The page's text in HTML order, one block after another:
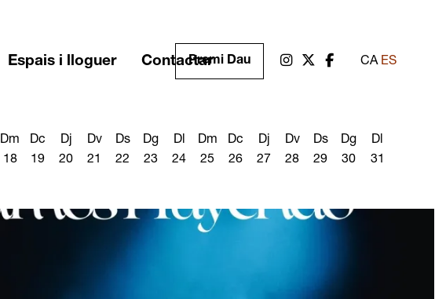
CA ES
Link a instagram
Link a twitter
Link a facebook
Premi Dau
Espais i lloguer Contactar
Dm
18
Dc
19
Dj
20
Dv
21
Ds
22
Dg
23
Dl
24
Dm
25
Dc
26
Dj
27
Dv
28
Ds
29
Dg
30
Dl
31